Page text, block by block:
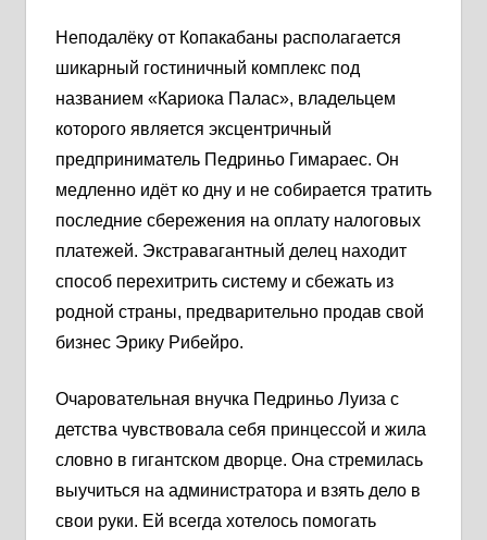
Неподалёку от Копакабаны располагается
шикарный гостиничный комплекс под
названием «Кариока Палас», владельцем
которого является эксцентричный
предприниматель Педриньо Гимараес. Он
медленно идёт ко дну и не собирается тратить
последние сбережения на оплату налоговых
платежей. Экстравагантный делец находит
способ перехитрить систему и сбежать из
родной страны, предварительно продав свой
бизнес Эрику Рибейро.
Очаровательная внучка Педриньо Луиза с
детства чувствовала себя принцессой и жила
словно в гигантском дворце. Она стремилась
выучиться на администратора и взять дело в
свои руки. Ей всегда хотелось помогать